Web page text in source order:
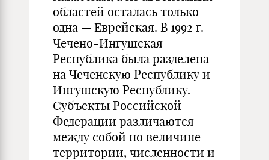
областей осталась только
одна — Еврейская. В 1992 г.
Чечено-Ингушская
Республика была разделена
на Чеченскую Республику и
Ингушскую Республику.
Субъекты Российской
Федерации различаются
между собой по величине
территории, численности и